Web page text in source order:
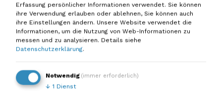
Stadt im Süden Österreichs
Erfassung persönlicher Informationen verwendet. Sie können
ihre Verwendung erlauben oder ablehnen, Sie können auch
ihre Einstellungen ändern. Unsere Website verwendet die
Informationen, um die Nutzung von Web-Informationen zu
messen und zu analysieren. Details siehe
Datenschutzerklärung.
Notwendig (immer erforderlich)
↓ 1 Dienst